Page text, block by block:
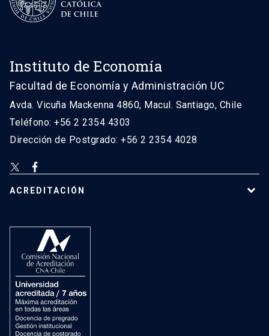
Instituto de Economía
Facultad de Economía y Administración UC
Avda. Vicuña Mackenna 4860, Macul. Santiago, Chile
Teléfono: +56 2 2354 4303
Dirección de Postgrado: +56 2 2354 4028
ACREDITACIÓN